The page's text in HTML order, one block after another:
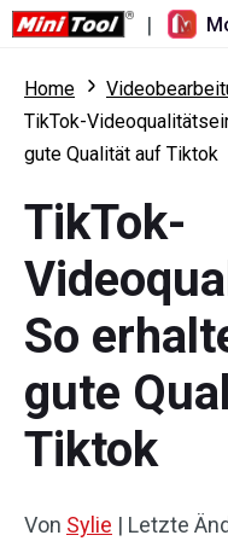
|
Startseite
Preise
Was ist neu
Übersicht
Seitenverhältnis
Geschwindigkeit
Trimmen/Teilen/
Ressourcen
Benutzerhandbuch
Tricks für
Video-Tools
Bildschirm-
Video-Konverter
Online-Video-
Home
TikTok-
gute Qualität auf Tiktok
TikTok-
So
gute
Tiktok
Von Sylie | Letzte